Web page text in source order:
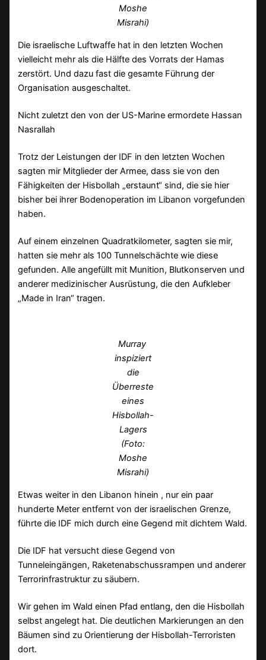
Moshe
Misrahi)
Die israelische Luftwaffe hat in den letzten Wochen
vielleicht mehr als die Hälfte des Vorrats der Hamas
zerstört. Und dazu fast die gesamte Führung der
Organisation ausgeschaltet.
Nicht zuletzt den von der US-Marine ermordete Hassan
Nasrallah
Trotz der Leistungen der IDF in den letzten Wochen
sagten mir Mitglieder der Armee, dass sie von den
Fähigkeiten der Hisbollah „erstaunt“ sind, die sie hier
bisher bei ihrer Bodenoperation im Libanon vorgefunden
haben.
Auf einem einzelnen Quadratkilometer, sagten sie mir,
hatten sie mehr als 100 Tunnelschächte wie diese
gefunden. Alle angefüllt mit Munition, Blutkonserven und
anderer medizinischer Ausrüstung, die den Aufkleber
„Made in Iran“ tragen.
Murray
inspiziert
die
Überreste
eines
Hisbollah-
Lagers
(Foto:
Moshe
Misrahi)
Etwas weiter in den Libanon hinein , nur ein paar
hunderte Meter entfernt von der israelischen Grenze,
führte die IDF mich durch eine Gegend mit dichtem Wald.
Die IDF hat versucht diese Gegend von
Tunneleingängen, Raketenabschussrampen und anderer
Terrorinfrastruktur zu säubern.
Wir gehen im Wald einen Pfad entlang, den die Hisbollah
selbst angelegt hat. Die deutlichen Markierungen an den
Bäumen sind zu Orientierung der Hisbollah-Terroristen
dort.